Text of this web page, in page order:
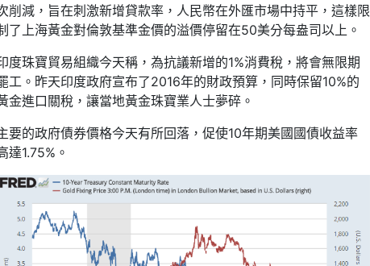
削減，旨在刺激新增貸款率，人民幣在外匯市場中持平，這樣限
了上海黃金對倫敦基準金價的溢價停留在50美分每盎司以上。
度珠寶貿易組織今天稱，為抗議新增的1%消費稅，將會無限期
工。昨天印度政府宣布了2016年的財政預算，同時保留10%的
金進口關稅，讓當地黃金珠寶業人士夢碎。
要的政府債券價格今天有所回落，促使10年期美國國債收益率
達1.75%。